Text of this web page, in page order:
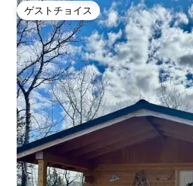
ゲストチョイス
ゲストチョイス